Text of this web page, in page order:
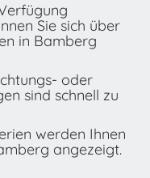
Sie sich über
in Bamberg
oder
sind schnell zu
werden Ihnen
angezeigt.